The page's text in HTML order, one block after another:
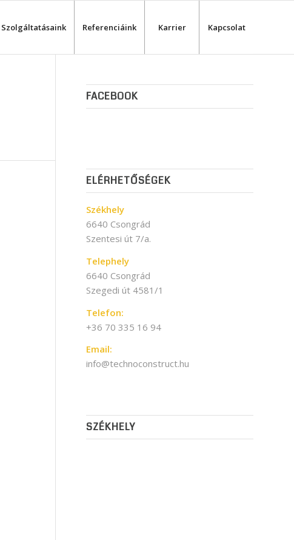
Szolgáltatásaink Referenciáink Karrier Kapcsolat
FACEBOOK
ELÉRHETŐSÉGEK
Székhely
6640 Csongrád
Szentesi út 7/a.
Telephely
6640 Csongrád
Szegedi út 4581/1
Telefon:
+36 70 335 16 94
Email:
info@technoconstruct.hu
SZÉKHELY